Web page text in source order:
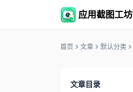
应用截图工坊
首页 文章 默认分类
文章目录